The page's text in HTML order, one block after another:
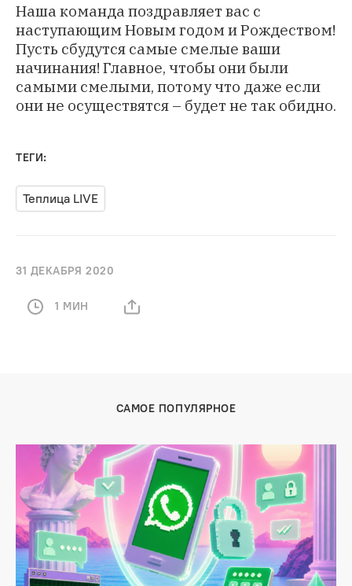
Наша команда поздравляет вас с
наступающим Новым годом и Рождеством!
Пусть сбудутся самые смелые ваши
начинания! Главное, чтобы они были
самыми смелыми, потому что даже если
они не осуществятся – будет не так обидно.
ТЕГИ:
Теплица LIVE
31 ДЕКАБРЯ 2020
1 МИН
САМОЕ ПОПУЛЯРНОЕ